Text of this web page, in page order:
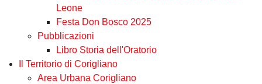
Leone
Festa Don Bosco 2025
Pubblicazioni
Libro Storia dell'Oratorio
Il Territorio di Corigliano
Area Urbana Corigliano